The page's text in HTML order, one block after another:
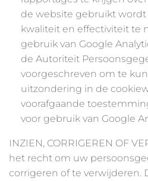
de website gebruikt
kwaliteit en effectiviteit te
gebruik van Google
de Autoriteit
voorgeschreven om te
uitzondering in de
voorafgaande
voor gebruik van Google
INZIEN, CORRIGEREN OF
het recht om uw
corrigeren of te verwijderen.